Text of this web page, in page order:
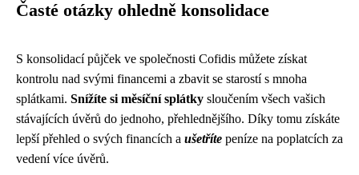
Časté otázky ohledně konsolidace
S konsolidací půjček ve společnosti Cofidis můžete získat
kontrolu nad svými financemi a zbavit se starostí s mnoha
splátkami. Snížíte si měsíční splátky sloučením všech vašich
stávajících úvěrů do jednoho, přehlednějšího. Díky tomu získáte
lepší přehled o svých financích a ušetříte peníze na poplatcích za
vedení více úvěrů.